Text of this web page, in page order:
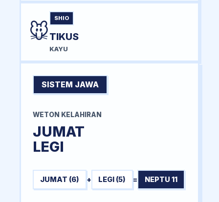
🐭
SHIO
TIKUS
KAYU
SISTEM JAWA
WETON KELAHIRAN
JUMAT
LEGI
JUMAT (6) + LEGI (5) = NEPTU 11